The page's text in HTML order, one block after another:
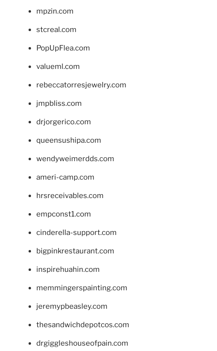
mpzin.com
stcreal.com
PopUpFlea.com
valueml.com
rebeccatorresjewelry.com
jmpbliss.com
drjorgerico.com
queensushipa.com
wendyweimerdds.com
ameri-camp.com
hrsreceivables.com
empconst1.com
cinderella-support.com
bigpinkrestaurant.com
inspirehuahin.com
memmingerspainting.com
jeremypbeasley.com
thesandwichdepotcos.com
drgiggleshouseofpain.com